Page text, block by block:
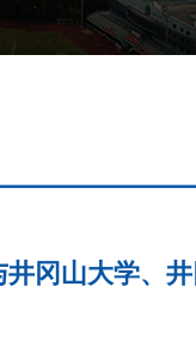
井冈山大学、